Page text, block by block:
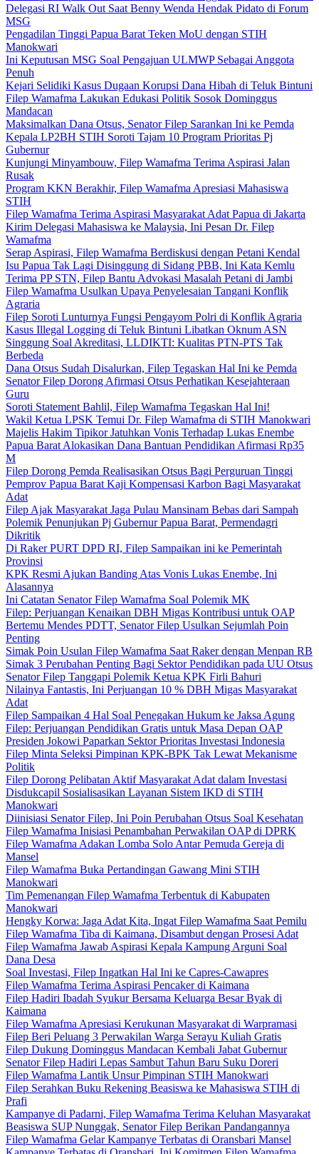
Delegasi RI Walk Out Saat Benny Wenda Hendak Pidato di Forum
MSG
Pengadilan Tinggi Papua Barat Teken MoU dengan STIH
Manokwari
Ini Keputusan MSG Soal Pengajuan ULMWP Sebagai Anggota
Penuh
Kejari Selidiki Kasus Dugaan Korupsi Dana Hibah di Teluk Bintuni
Filep Wamafma Lakukan Edukasi Politik Sosok Dominggus
Mandacan
Maksimalkan Dana Otsus, Senator Filep Sarankan Ini ke Pemda
Kepala LP2BH STIH Soroti Tajam 10 Program Prioritas Pj
Gubernur
Kunjungi Minyambouw, Filep Wamafma Terima Aspirasi Jalan
Rusak
Program KKN Berakhir, Filep Wamafma Apresiasi Mahasiswa
STIH
Filep Wamafma Terima Aspirasi Masyarakat Adat Papua di Jakarta
Kirim Delegasi Mahasiswa ke Malaysia, Ini Pesan Dr. Filep
Wamafma
Serap Aspirasi, Filep Wamafma Berdiskusi dengan Petani Kendal
Isu Papua Tak Lagi Disinggung di Sidang PBB, Ini Kata Kemlu
Terima PP STN, Filep Bantu Advokasi Masalah Petani di Jambi
Filep Wamafma Usulkan Upaya Penyelesaian Tangani Konflik
Agraria
Filep Soroti Lunturnya Fungsi Pengayom Polri di Konflik Agraria
Kasus Illegal Logging di Teluk Bintuni Libatkan Oknum ASN
Singgung Soal Akreditasi, LLDIKTI: Kualitas PTN-PTS Tak
Berbeda
Dana Otsus Sudah Disalurkan, Filep Tegaskan Hal Ini ke Pemda
Senator Filep Dorong Afirmasi Otsus Perhatikan Kesejahteraan
Guru
Soroti Statement Bahlil, Filep Wamafma Tegaskan Hal Ini!
Wakil Ketua LPSK Temui Dr. Filep Wamafma di STIH Manokwari
Majelis Hakim Tipikor Jatuhkan Vonis Terhadap Lukas Enembe
Papua Barat Alokasikan Dana Bantuan Pendidikan Afirmasi Rp35
M
Filep Dorong Pemda Realisasikan Otsus Bagi Perguruan Tinggi
Pemprov Papua Barat Kaji Kompensasi Karbon Bagi Masyarakat
Adat
Filep Ajak Masyarakat Jaga Pulau Mansinam Bebas dari Sampah
Polemik Penunjukan Pj Gubernur Papua Barat, Permendagri
Dikritik
Di Raker PURT DPD RI, Filep Sampaikan ini ke Pemerintah
Provinsi
KPK Resmi Ajukan Banding Atas Vonis Lukas Enembe, Ini
Alasannya
Ini Catatan Senator Filep Wamafma Soal Polemik MK
Filep: Perjuangan Kenaikan DBH Migas Kontribusi untuk OAP
Bertemu Mendes PDTT, Senator Filep Usulkan Sejumlah Poin
Penting
Simak Poin Usulan Filep Wamafma Saat Raker dengan Menpan RB
Simak 3 Perubahan Penting Bagi Sektor Pendidikan pada UU Otsus
Senator Filep Tanggapi Polemik Ketua KPK Firli Bahuri
Nilainya Fantastis, Ini Perjuangan 10 % DBH Migas Masyarakat
Adat
Filep Sampaikan 4 Hal Soal Penegakan Hukum ke Jaksa Agung
Filep: Perjuangan Pendidikan Gratis untuk Masa Depan OAP
Presiden Jokowi Paparkan Sektor Prioritas Investasi Indonesia
Filep Minta Seleksi Pimpinan KPK-BPK Tak Lewat Mekanisme
Politik
Filep Dorong Pelibatan Aktif Masyarakat Adat dalam Investasi
Disdukcapil Sosialisasikan Layanan Sistem IKD di STIH
Manokwari
Diinisiasi Senator Filep, Ini Poin Perubahan Otsus Soal Kesehatan
Filep Wamafma Inisiasi Penambahan Perwakilan OAP di DPRK
Filep Wamafma Adakan Lomba Solo Antar Pemuda Gereja di
Mansel
Filep Wamafma Buka Pertandingan Gawang Mini STIH
Manokwari
Tim Pemenangan Filep Wamafma Terbentuk di Kabupaten
Manokwari
Hengky Korwa: Jaga Adat Kita, Ingat Filep Wamafma Saat Pemilu
Filep Wamafma Tiba di Kaimana, Disambut dengan Prosesi Adat
Filep Wamafma Jawab Aspirasi Kepala Kampung Arguni Soal
Dana Desa
Soal Investasi, Filep Ingatkan Hal Ini ke Capres-Cawapres
Filep Wamafma Terima Aspirasi Pencaker di Kaimana
Filep Hadiri Ibadah Syukur Bersama Keluarga Besar Byak di
Kaimana
Filep Wamafma Apresiasi Kerukunan Masyarakat di Warpramasi
Filep Beri Peluang 3 Perwakilan Warga Serayu Kuliah Gratis
Filep Dukung Dominggus Mandacan Kembali Jabat Gubernur
Senator Filep Hadiri Lepas Sambut Tahun Baru Suku Doreri
Filep Wamafma Lantik Unsur Pimpinan STIH Manokwari
Filep Serahkan Buku Rekening Beasiswa ke Mahasiswa STIH di
Prafi
Kampanye di Padarni, Filep Wamafma Terima Keluhan Masyarakat
Beasiswa SUP Nunggak, Senator Filep Berikan Pandangannya
Filep Wamafma Gelar Kampanye Terbatas di Oransbari Mansel